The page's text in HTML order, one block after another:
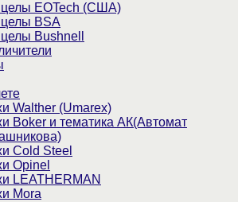
EOTech (США)
BSA
Bushnell
Walther (Umarex)
Boker и тематика АК(Автомат
Cold Steel
Opinel
LEATHERMAN
Mora